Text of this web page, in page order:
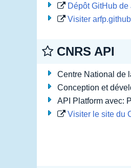
Dépôt GitHub
Visiter
CNRS API
Centre National de
Conception et
API Platform avec:
Visiter le site du